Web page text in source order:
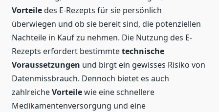
Vorteiledes E-Rezepts für sie persönlich
überwiegen und ob sie bereit sind, die potenziellen
Nachteile in Kauf zu nehmen. Die Nutzung des E-
Rezepts erfordert bestimmtetechnische
Voraussetzungen und birgt ein gewisses Risiko von
Datenmissbrauch. Dennoch bietet es auch
zahlreicheVorteilewie eine schnellere
Medikamentenversorgung und eine